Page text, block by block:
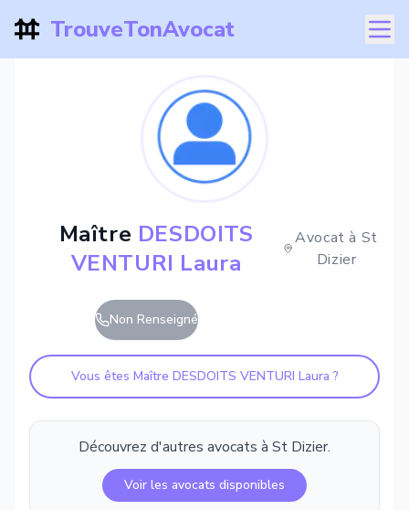
TrouveTonAvocat
Maître DESDOITS
VENTURI Laura
Avocat à St
Dizier
Non Renseigné
Vous êtes Maître DESDOITS VENTURI Laura ?
Découvrez d'autres avocats à St Dizier.
Voir les avocats disponibles